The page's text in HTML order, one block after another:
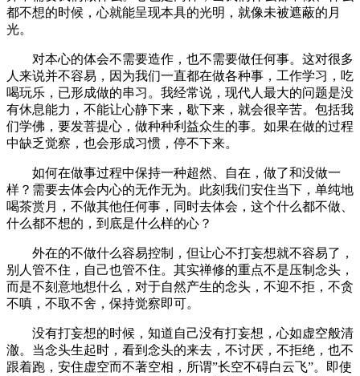
都不想的时候，心就能呈现本具的光明，就像未被遮蔽的月
光。
对本心的体会不需要造作，也不需要做任何事。这对很多
人来说并不容易，因为我们一直都在做各种事，工作学习，吃
喝玩乐，已形成做的串习。我经常说，现代人最大的问题是没
有休息能力，不能让心静下来，歇下来，就会很辛苦。包括我
们学佛，要发菩提心，做种种利益众生的事。如果在做的过程
中缺乏觉察，也会形成习惯，停不下来。
如何在做事过程中保持一种超然、自在，做了和没做一
样？需要去体会内心的无作无为。此刻我们安住当下，单纯地
喝茶赏月，不做其他任何事，同时去体会，这个什么都不做、
什么都不想的，到底是什么样的心？
外在的不做什么容易控制，但让心不打妄想就不容易了，
别人管不住，自己也管不住。其实禅修的重点不是压制念头，
而是不刻意地想什么，对于自然产生的念头，不迎不拒，不贪
不嗔，不取不舍，保持觉察即可。
没有打妄想的时候，知道自己没有打妄想，心如虚空般清
澈。当念头生起时，看到念头的来去，不讨厌，不拒绝，也不
跟着跑，安住虚空而不著空相，所谓”长空不碍白云飞”。即使